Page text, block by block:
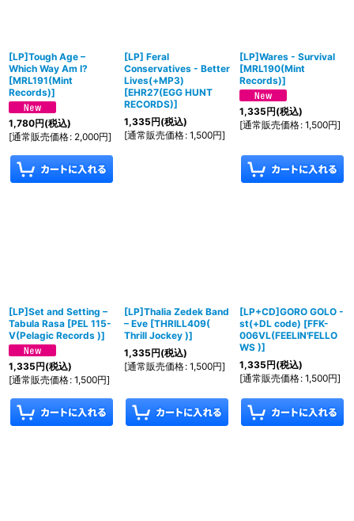
[LP]Tough Age ‎–
Which Way Am I?
[MRL191(Mint
Records)]
1,780円(税込)
[通常販売価格: 2,000円]
[LP] Feral
Conservatives - Better
Lives(+MP3)
[EHR27(EGG HUNT
RECORDS)]
1,335円(税込)
[通常販売価格: 1,500円]
[LP]Wares ‎- Survival
[MRL190(Mint
Records)]
1,335円(税込)
[通常販売価格: 1,500円]
[LP]Set and Setting ‎–
Tabula Rasa [PEL 115-
V(Pelagic Records )]
1,335円(税込)
[通常販売価格: 1,500円]
[LP]Thalia Zedek Band
‎– Eve [THRILL409(
Thrill Jockey )]
1,335円(税込)
[通常販売価格: 1,500円]
[LP+CD]GORO GOLO -
st(+DL code) [FFK-
006VL(FEELIN'FELLO
WS )]
1,335円(税込)
[通常販売価格: 1,500円]